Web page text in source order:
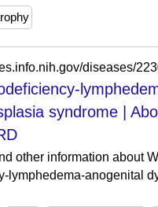
syndrome |
other information about
lymphedema-anogenital